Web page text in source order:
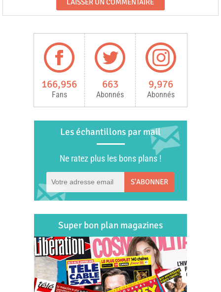
166,956
Fans
663
Abonnés
9,976
Abonnés
Les échantillons par mail
Ne ratez plus les bons plans !
S'ABONNER
Super bon plan magazines